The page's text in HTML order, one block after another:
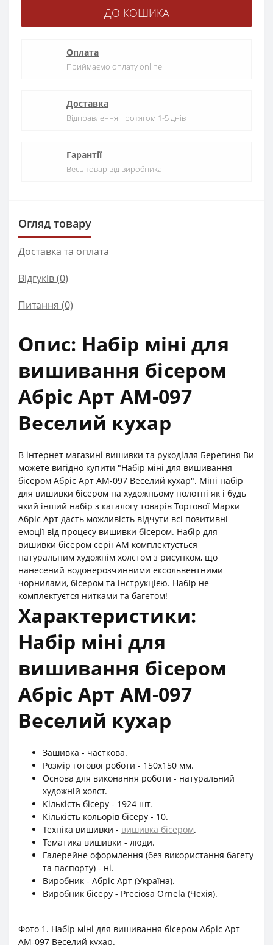
ДО КОШИКА
Оплата
Приймаємо оплату online
Доставка
Відправлення протягом 1-5 днів
Гарантії
Весь товар від виробника
Огляд товару
Доставка та оплата
Відгуків (0)
Питання (0)
Опис: Набір міні для
вишивання бісером
Абріс Арт АМ-097
Веселий кухар
В інтернет магазині вишивки та рукоділля Берегиня Ви
можете вигідно купити "Набір міні для вишивання
бісером Абріс Арт АМ-097 Веселий кухар". Міні набір
для вишивки бісером на художньому полотні як і будь
який інший набір з каталогу товарів Торгової Марки
Абріс Арт дасть можливість відчути всі позитивні
емоції від процесу вишивки бісером. Набір для
вишивки бісером серії АМ комплектується
натуральним художнім холстом з рисунком, що
нанесений водонерозчинними ексольвентними
чорнилами, бісером та інструкцією. Набір не
комплектуєтся нитками та багетом!
Характеристики:
Набір міні для
вишивання бісером
Абріс Арт АМ-097
Веселий кухар
Зашивка - часткова.
Розмір готової роботи - 150х150 мм.
Основа для виконання роботи - натуральний
художній холст.
Кількість бісеру - 1924 шт.
Кількість кольорів бісеру - 10.
Техніка вишивки - вишивка бісером.
Тематика вишивки - люди.
Галерейне оформлення (без використання багету
та паспорту) - ні.
Виробник - Абріс Арт (Україна).
Виробник бісеру - Preciosa Ornela (Чехія).
Фото 1. Набір міні для вишивання бісером Абріс Арт
АМ-097 Веселий кухар.